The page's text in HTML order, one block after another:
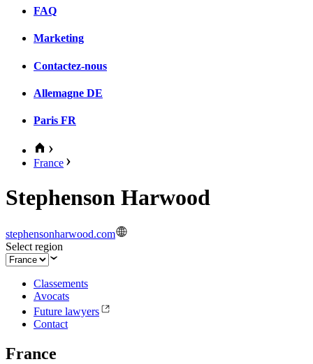
FAQ
Marketing
Contactez-nous
Allemagne DE
Paris FR
France
Stephenson Harwood
stephensonharwood.com
Select region
Classements
Avocats
Future lawyers
Contact
France